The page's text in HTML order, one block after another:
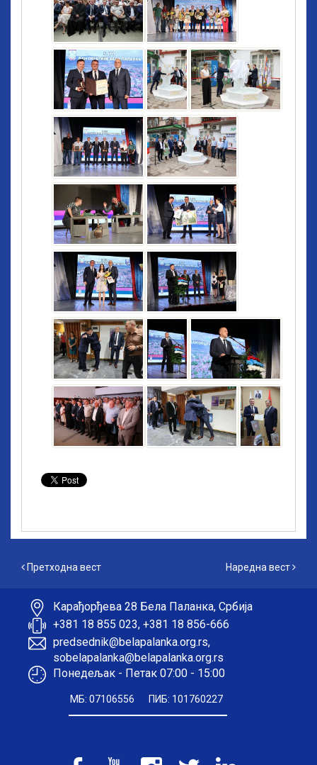
Претходна вест Наредна вест
Карађорђева 28 Бела Паланка, Србија
+381 18 855 023, +381 18 856-666
predsednik@belapalanka.org.rs,
sobelapalanka@belapalanka.org.rs
Понедељак - Петак 07:00 - 15:00
МБ: 07106556 ПИБ: 101760227